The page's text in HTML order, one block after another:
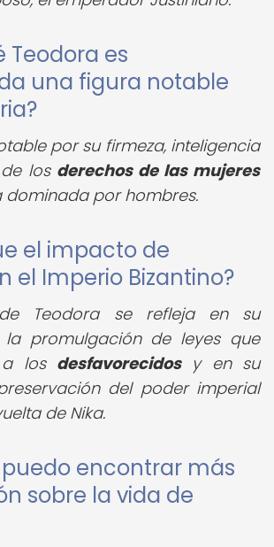
Teodora es
una figura notable
por su firmeza, inteligencia
los derechos de las mujeres
dominada por hombres.
el impacto de
el Imperio Bizantino?
Teodora se refleja en su
la promulgación de leyes que
a los desfavorecidosy en su
del poder imperial
de Nika.
puedo encontrar más
sobre la vida de